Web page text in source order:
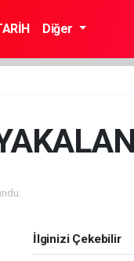
Diğer
İlginizi Çekebilir